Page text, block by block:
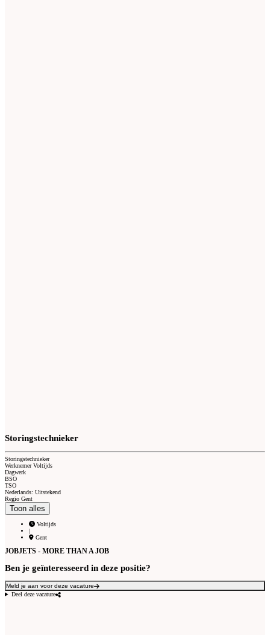
Storingstechnieker
Storingstechnieker
Werknemer Voltijds
Dagwerk
BSO
TSO
Nederlands: Uitstekend
Regio Gent
Toon alles
Voltijds
|
Gent
JOBJETS - MORE THAN A JOB
Ben je geïnteresseerd in deze positie?
Meld je aan voor deze vacature
Deel deze vacature